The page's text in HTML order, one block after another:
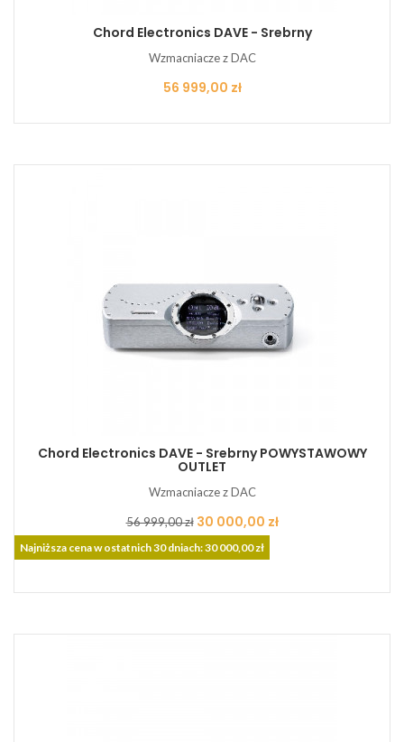
Chord Electronics DAVE - Srebrny
Wzmacniacze z DAC
Cena
56 999,00 zł
Chord Electronics DAVE - Srebrny POWYSTAWOWY
OUTLET
Wzmacniacze z DAC
Cena
podstawowa
56 999,00 zł Cena
30 000,00 zł
Najniższa cena w ostatnich 30 dniach: 30 000,00 zł